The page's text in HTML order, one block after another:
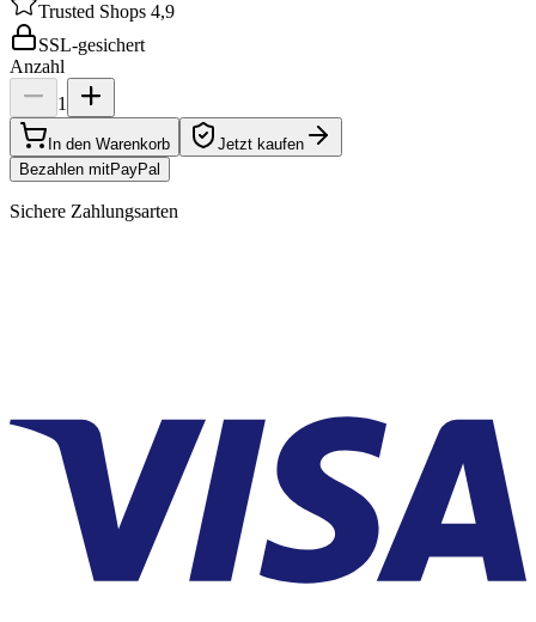
Trusted Shops 4,9
SSL-gesichert
Anzahl
1
In den Warenkorb
Jetzt kaufen
Bezahlen mitPayPal
Sichere Zahlungsarten